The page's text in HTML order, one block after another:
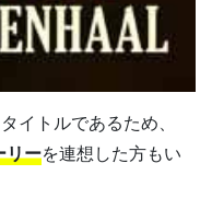
イトルであるため、
リーを連想した方もい